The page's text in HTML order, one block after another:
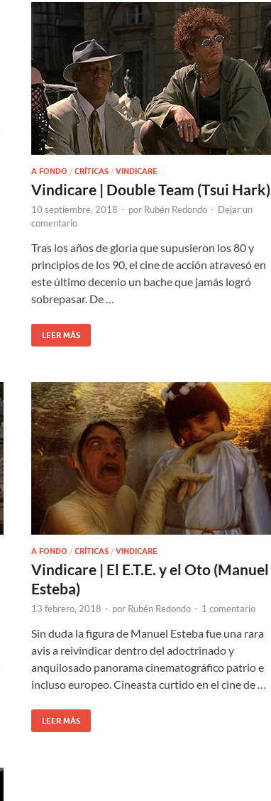
A FONDO / CRÍTICAS / VINDICARE
Vindicare | Double Team (Tsui Hark)
10 septiembre, 2018 - por Rubén Redondo - Dejar un
comentario
Tras los años de gloria que supusieron los 80 y
principios de los 90, el cine de acción atravesó en
este último decenio un bache que jamás logró
sobrepasar. De …
LEER MÁS
A FONDO / CRÍTICAS / VINDICARE
Vindicare | El E.T.E. y el Oto (Manuel
Esteba)
13 febrero, 2018 - por Rubén Redondo - 1 comentario
Sin duda la figura de Manuel Esteba fue una rara
avis a reivindicar dentro del adoctrinado y
anquilosado panorama cinematográfico patrio e
incluso europeo. Cineasta curtido en el cine de …
LEER MÁS